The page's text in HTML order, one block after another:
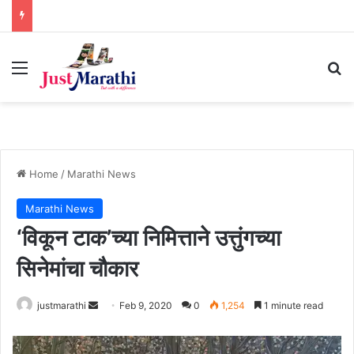
Menu
Home / Marathi News
Marathi News
‘विकून टाक’च्या निमित्ताने उत्तुंगच्या
सिनेमांचा चौकार
justmarathi
n
Feb 9, 2020 0 1,254 1 minute read